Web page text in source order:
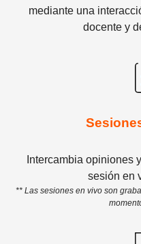
mediante una
docente y
Intercambia opiniones
sesión en
** Las sesiones en vivo son